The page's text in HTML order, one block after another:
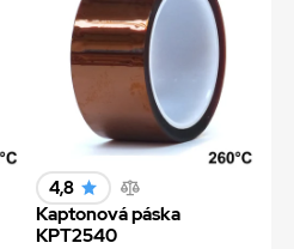
4,8
Kaptonová páska
KPT2540